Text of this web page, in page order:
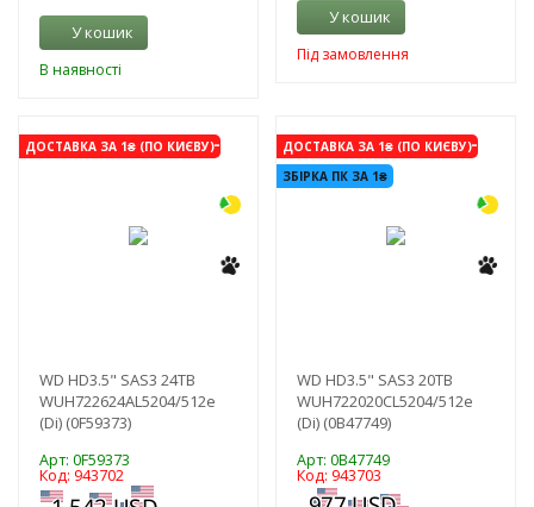
У кошик
В наявності
У кошик
Під замовлення
ДОСТАВКА ЗА 1₴ (ПО КИЄВУ)-3%
WD HD3.5" SAS3 24TB
WUH722624AL5204/512e
(Di) (0F59373)
Арт: 0F59373
Код: 943702
ДОСТАВКА ЗА 1₴ (ПО КИЄВУ)
ЗБІРКА ПК ЗА 1₴
-3%
WD HD3.5" SAS3 20TB
WUH722020CL5204/512e
(Di) (0B47749)
Арт: 0B47749
Код: 943703